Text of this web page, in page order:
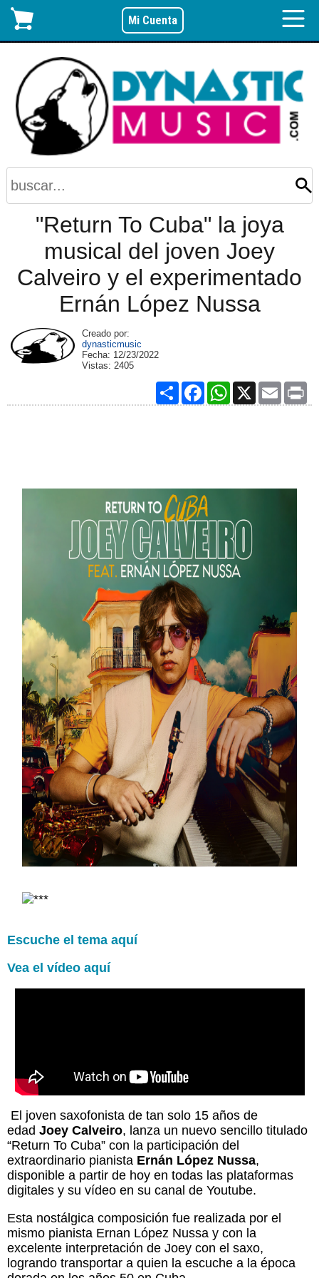
Mi Cuenta
"Return To Cuba" la joya
musical del joven Joey
Calveiro y el experimentado
Ernán López Nussa
Creado por:
dynasticmusic
Fecha: 12/23/2022
Vistas: 2405
Share FacebookWhatsApp Email
Escuche el tema aquí
Vea el vídeo aquí
El joven saxofonista de tan solo 15 años de
edad Joey Calveiro, lanza un nuevo sencillo titulado
“Return To Cuba” con la participación del
extraordinario pianista Ernán López Nussa,
disponible a partir de hoy en todas las plataformas
digitales y su vídeo en su canal de Youtube.
Esta nostálgica composición fue realizada por el
mismo pianista Ernan López Nussa y con la
excelente interpretación de Joey con el saxo,
logrando transportar a quien la escuche a la época